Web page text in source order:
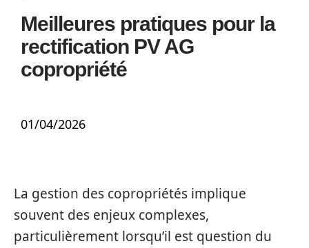
Meilleures pratiques pour la
rectification PV AG
copropriété
01/04/2026
La gestion des copropriétés implique
souvent des enjeux complexes,
particulièrement lorsqu’il est question du